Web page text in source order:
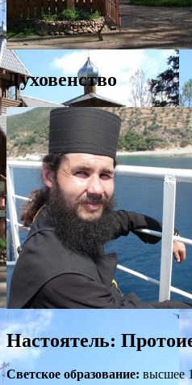
Духовенство
Настоятель:
Светское образование: высшее